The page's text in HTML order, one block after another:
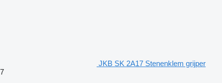
JKB SK 2A17 Stenenklem grijper
7